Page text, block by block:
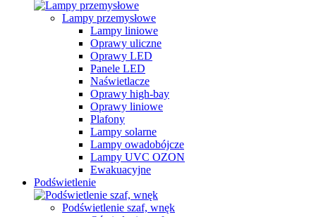
Lampy przemysłowe
Lampy liniowe
Oprawy uliczne
Oprawy LED
Panele LED
Naświetlacze
Oprawy high-bay
Oprawy liniowe
Plafony
Lampy solarne
Lampy owadobójcze
Lampy UVC OZON
Ewakuacyjne
Podświetlenie
Podświetlenie szaf, wnęk